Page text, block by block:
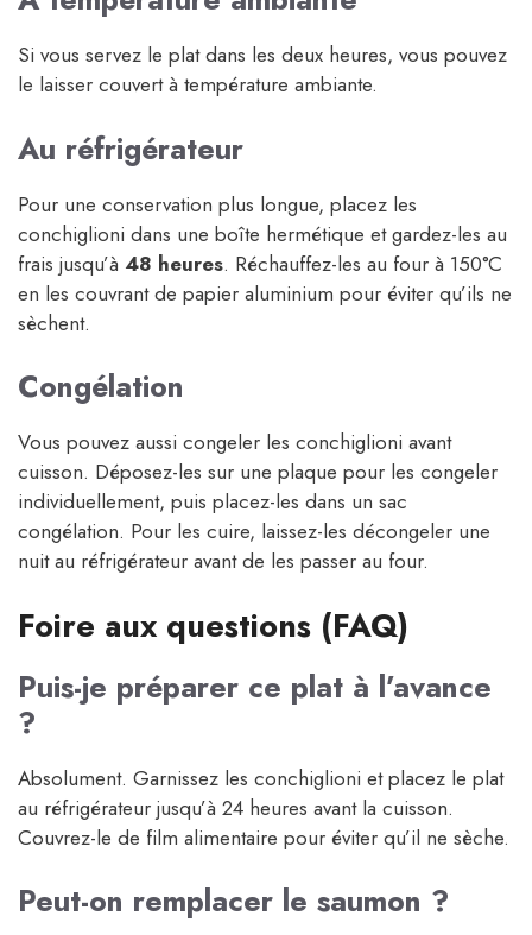
Si vous servez le plat dans les deux heures, vous pouvez
le laisser couvert à température ambiante.
Au réfrigérateur
Pour une conservation plus longue, placez les
conchiglioni dans une boîte hermétique et gardez-les au
frais jusqu’à 48 heures. Réchauffez-les au four à 150°C
en les couvrant de papier aluminium pour éviter qu’ils ne
sèchent.
Congélation
Vous pouvez aussi congeler les conchiglioni avant
cuisson. Déposez-les sur une plaque pour les congeler
individuellement, puis placez-les dans un sac
congélation. Pour les cuire, laissez-les décongeler une
nuit au réfrigérateur avant de les passer au four.
Foire aux questions (FAQ)
Puis-je préparer ce plat à l’avance
?
Absolument. Garnissez les conchiglioni et placez le plat
au réfrigérateur jusqu’à 24 heures avant la cuisson.
Couvrez-le de film alimentaire pour éviter qu’il ne sèche.
Peut-on remplacer le saumon ?